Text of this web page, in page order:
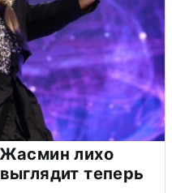
лихо
теперь